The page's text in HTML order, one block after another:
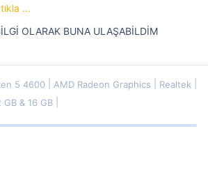
...
OLARAK BUNA ULAŞABİLDİM
5 4600 AMD Radeon Graphics
Realtek
GB & 16 GB